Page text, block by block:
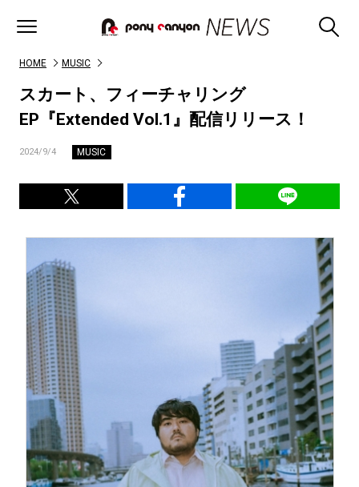
HOME MUSIC
スカート、フィーチャリング
EP『Extended Vol.1』配信リリース！
2024/9/4 MUSIC